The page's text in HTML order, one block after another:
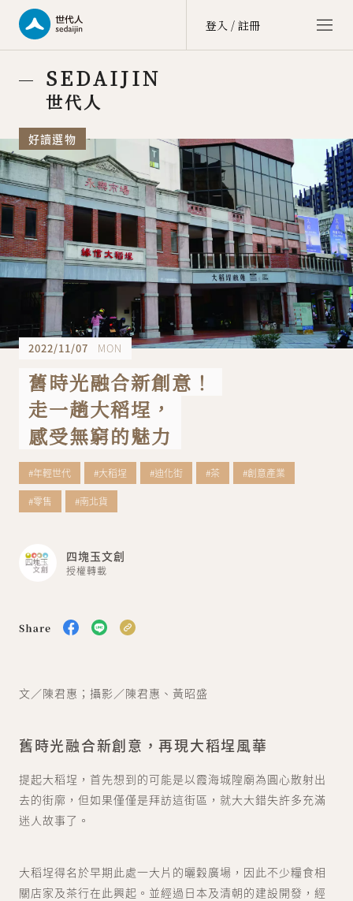
登入 / 註冊
價值社群 Value Community
文化街區 Culture Zone
大商埕 sedai OMO
選物生活 Life Selection
會員中心 member center
點數中心 point
訂單中心 order
會員資料 account
關於我們 聯絡我們
SEDAIJIN
世代人
好讀選物
2022/11/07 MON
舊時光融合新創意！
走一趟大稻埕，
感受無窮的魅力
#年輕世代 #大稻埕 #迪化街 #茶
#創意產業
#零售
#南北貨
四塊玉文創
授權轉載
文／陳君惠；攝影／陳君惠、黃昭盛
舊時光融合新創意，再現大稻埕風華
提起大稻埕，首先想到的可能是以霞海城隍廟為圓心散射出
去的街廓，但如果僅僅是拜訪這街區，就大大錯失許多充滿
迷人故事了。
大稻埕得名於早期此處一大片的曬穀廣場，因此不少糧食相
關店家及茶行在此興起。並經過日本及清朝的建設開發，經